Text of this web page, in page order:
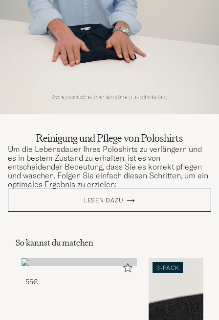
Reinigung und Pflege von Poloshirts
Um die Lebensdauer Ihres Poloshirts zu verlängern und
es in bestem Zustand zu erhalten, ist es von
entscheidender Bedeutung, dass Sie es korrekt pflegen
und waschen. Folgen Sie einfach diesen Schritten, um ein
optimales Ergebnis zu erzielen:
LESEN DAZU
So kannst du matchen
55€
3-PACK